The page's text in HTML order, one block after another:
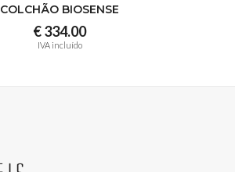
COLCHÃO BIOSENSE
€ 334.00
IVA incluído